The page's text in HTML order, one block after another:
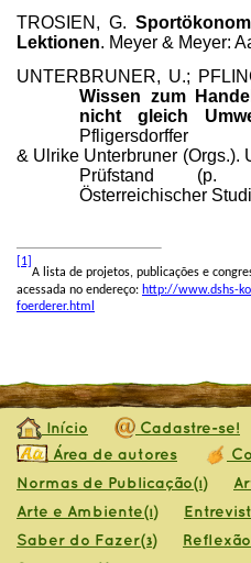
TROSIEN, G.
Lektionen. Meyer & Meyer:
UNTERBRUNER, U.;
Wissen zum
nicht gleich
Pfligersdorffer
& Ulrike Unterbruner (Orgs.).
Prüfstand (p.
Österreichischer
[1]
A lista de projetos, publicações e
acessada no endereço: http://www.dshs-
foerderer.html
Início Cadastre-se!
Área de autores
Normas de Publicação(1)
Arte e Ambiente(1)
Saber do Fazer(3) Reflexão